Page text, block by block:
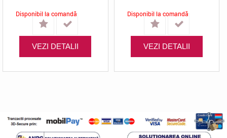
Disponibil la comandă
VEZI DETALII
Disponibil la comandă
VEZI DETALII